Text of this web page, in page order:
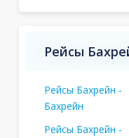
Рейсы
Рейсы Бахрейн -
Бахрейн
Рейсы Бахрейн -